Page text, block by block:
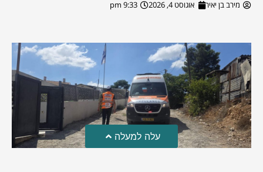
מירב בן יאיר אוגוסט 4, 2026 9:33 pm
עלה למעלה